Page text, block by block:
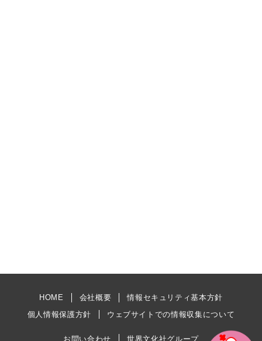
HOME 会社概要
情報セキュリティ基本方針
個人情報保護方針
ウェブサイトでの情報収集について
お問い合わせ 世界文化社グループ